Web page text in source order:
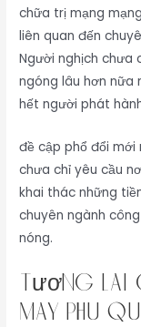
chữa trị mạng
liên quan đến
Người nghịch chưa
ngóng lâu hơn nữa
hết người phát
đề cập phổ đổi
chưa chỉ yêu cầu
khai thác những
chuyên ngành
nóng.
Tương Lai
máy phú